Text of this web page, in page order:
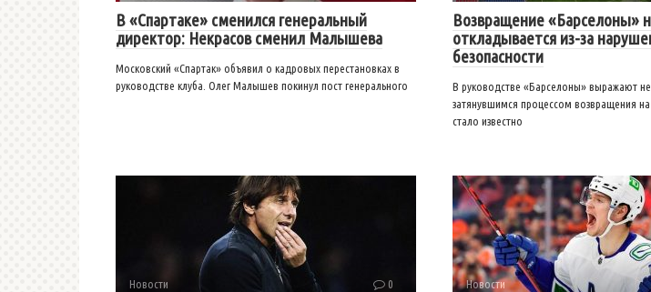
В «Спартаке» сменился генеральный
директор: Некрасов сменил Малышева
Московский «Спартак» объявил о кадровых перестановках в
руководстве клуба. Олег Малышев покинул пост генерального
Возвращение «Барселоны»
откладывается из-за
безопасности
В руководстве «Барселоны» выражают
затянувшимся процессом возвращения
стало известно
Новости 0 Новости